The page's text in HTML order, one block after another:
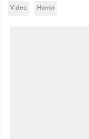
Video
Horror